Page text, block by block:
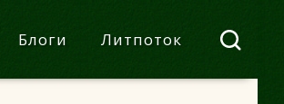
Блоги Литпоток